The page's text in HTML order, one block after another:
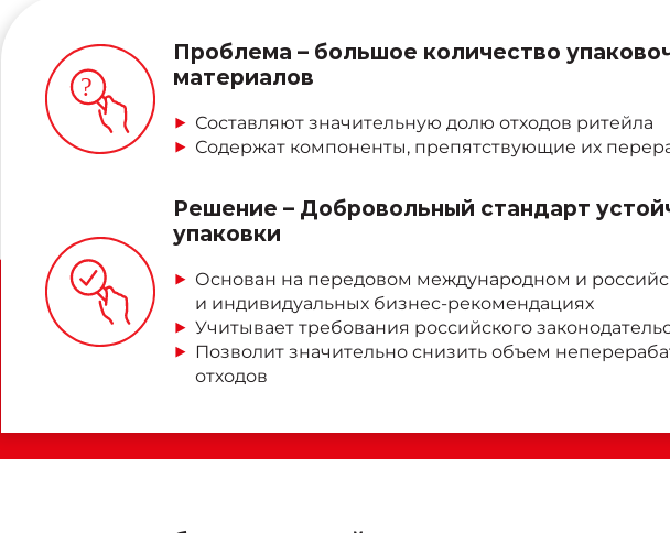
?
Проблема – большое количество
материалов
Составляют значительную долю отходов ритейла
Содержат компоненты, препятствующие их
Решение – Добровольный стандарт
упаковки
Основан на передовом международном и
и индивидуальных бизнес-рекомендациях
Учитывает требования российского
Позволит значительно снизить объем
отходов